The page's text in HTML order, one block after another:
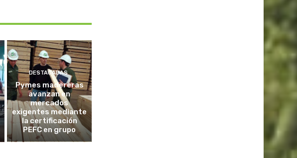
DESTACADAS
Pymes madereras
avanzan en
mercados
exigentes mediante
la certificación
PEFC en grupo